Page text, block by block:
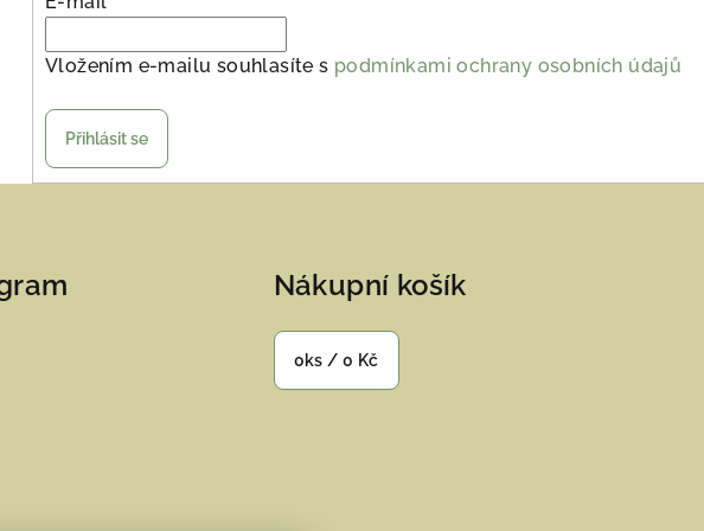
Vložením e-mailu souhlasíte s podmínkami ochrany osobních údajů
Přihlásit se
Nákupní košík
0ks / 0 Kč